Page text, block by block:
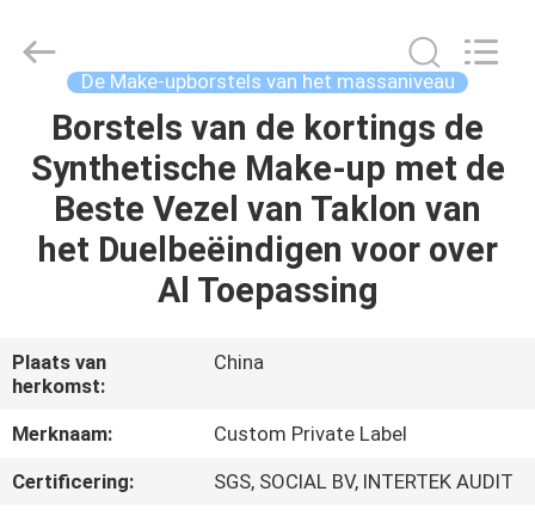
HUIS
PRODUCTEN
ONGEVEER
FABRIEKSREIS
KWALITEITSCONTROLE
Chanmy
Cosmetics
De Make-upborstels van het massaniveau
Borstels van de kortings de
Synthetische Make-up met de
Beste Vezel van Taklon van
het Duelbeëindigen voor over
Al Toepassing
Plaats van
herkomst:
China
Merknaam:
Custom Private Label
Certificering:
SGS, SOCIAL BV, INTERTEK AUDIT